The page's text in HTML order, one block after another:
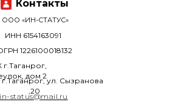
ООО «ИН-СТАТУС»
г.Таганрог,
дом 2
ул. Сызранова
,20
1226100018132
ИНН 6154163091
in-status@mail.ru
Контакты